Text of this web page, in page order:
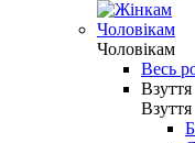
Чоловікам
Чоловікам
Весь
Взуття
Взуття